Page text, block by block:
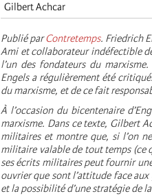
Gilbert Achcar
Publié parContretemps. Friedrich
Ami et collaborateur indéfectible
l’un des fondateurs du
Engels a régulièrement été
du marxisme, et de ce fait
À l’occasion du bicentenaire
marxisme. Dans ce texte, Gilbert
militaires et montre que, si l’on
militaire valable de tout temps (ce
ses écrits militaires peut fournir
ouvrier que sont l’attitude face
et la possibilité d’une stratégie de